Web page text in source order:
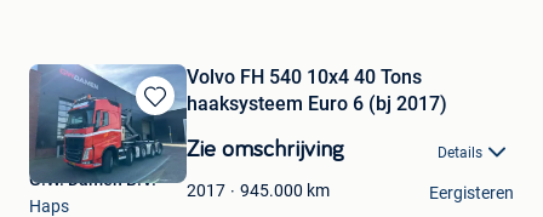
Bewaren
in
Mijn
Favorieten
Volvo FH 540 10x4 40 Tons
haaksysteem Euro 6 (bj 2017)
Zie omschrijving Details
2017 945.000 km
G.W. Damen B.V.
Haps
Eergisteren